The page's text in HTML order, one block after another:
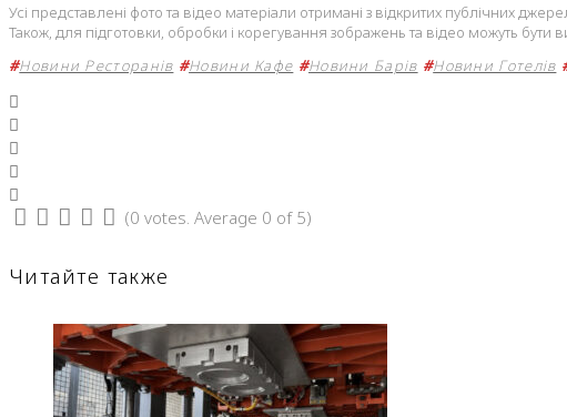
Усі представлені фото та відео матеріали отримані з відкритих публічних
Також, для підготовки, обробки і корегування зображень та відео можуть бути
#Новини Ресторанів #Новини Кафе #Новини Барів #Новини Готелів
(0 votes . Average 0 of 5)
Читайте также